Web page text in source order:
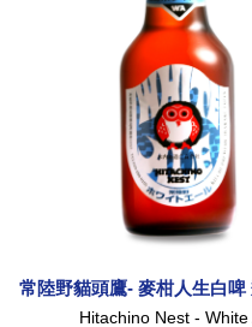
常陸野貓頭鷹- 麥柑人生白啤
Hitachino Nest - White